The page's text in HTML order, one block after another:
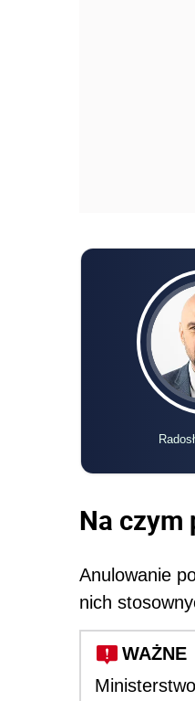
Na czym
Anulowanie
nich
WAŻNE